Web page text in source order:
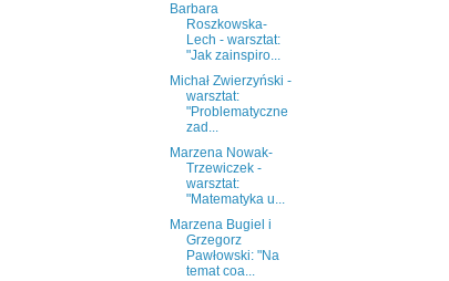
Barbara
Roszkowska-
Lech - warsztat:
"Jak zainspiro...
Michał Zwierzyński -
warsztat:
"Problematyczne
zad...
Marzena Nowak-
Trzewiczek -
warsztat:
"Matematyka u...
Marzena Bugiel i
Grzegorz
Pawłowski: "Na
temat coa...